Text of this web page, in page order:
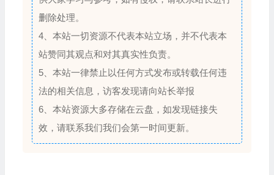
删除处理。
4、本站一切资源不代表本站立场，并不代表本
站赞同其观点和对其真实性负责。
5、本站一律禁止以任何方式发布或转载任何违
法的相关信息，访客发现请向站长举报
6、本站资源大多存储在云盘，如发现链接失
效，请联系我们我们会第一时间更新。